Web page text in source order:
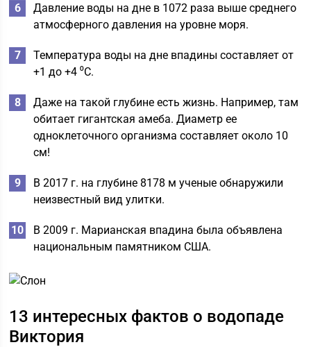
Давление воды на дне в 1072 раза выше среднего
атмосферного давления на уровне моря.
Температура воды на дне впадины составляет от
+1 до +4 ⁰С.
Даже на такой глубине есть жизнь. Например, там
обитает гигантская амеба. Диаметр ее
одноклеточного организма составляет около 10
см!
В 2017 г. на глубине 8178 м ученые обнаружили
неизвестный вид улитки.
В 2009 г. Марианская впадина была объявлена
национальным памятником США.
13 интересных фактов о водопаде
Виктория